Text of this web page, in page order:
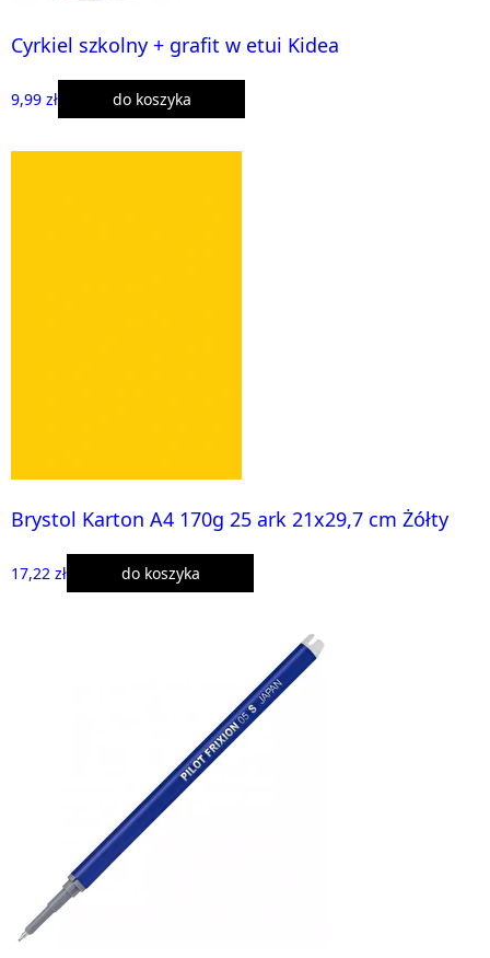
Cyrkiel szkolny + grafit w etui Kidea
9,99 zł do koszyka
Brystol Karton A4 170g 25 ark 21x29,7 cm Żółty
17,22 zł do koszyka